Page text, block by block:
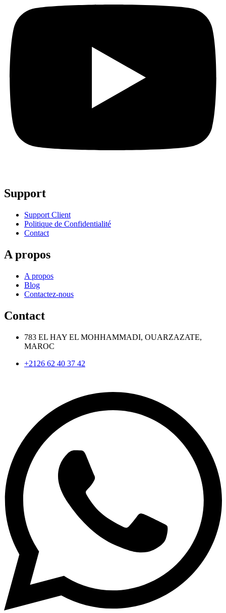
Support
Support Client
Politique de Confidentialité
Contact
A propos
A propos
Blog
Contactez-nous
Contact
783 EL HAY EL MOHHAMMADI, OUARZAZATE,
MAROC
+2126 62 40 37 42